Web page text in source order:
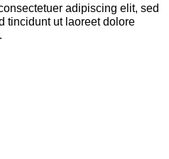
adipiscing elit, sed
tincidunt ut laoreet dolore